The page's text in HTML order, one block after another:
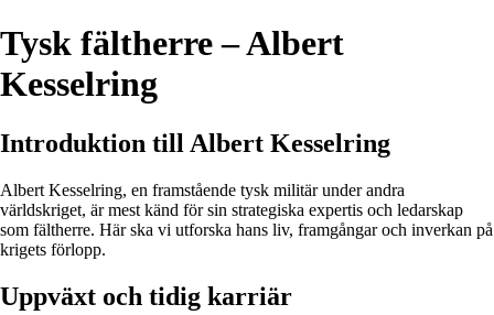
Tysk fältherre – Albert
Kesselring
Introduktion till Albert Kesselring
Albert Kesselring, en framstående tysk militär under andra
världskriget, är mest känd för sin strategiska expertis och ledarskap
som fältherre. Här ska vi utforska hans liv, framgångar och inverkan på
krigets förlopp.
Uppväxt och tidig karriär